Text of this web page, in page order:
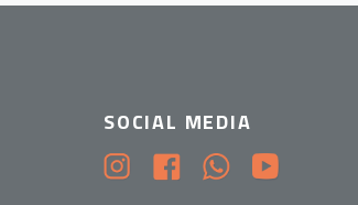
SOCIAL MEDIA